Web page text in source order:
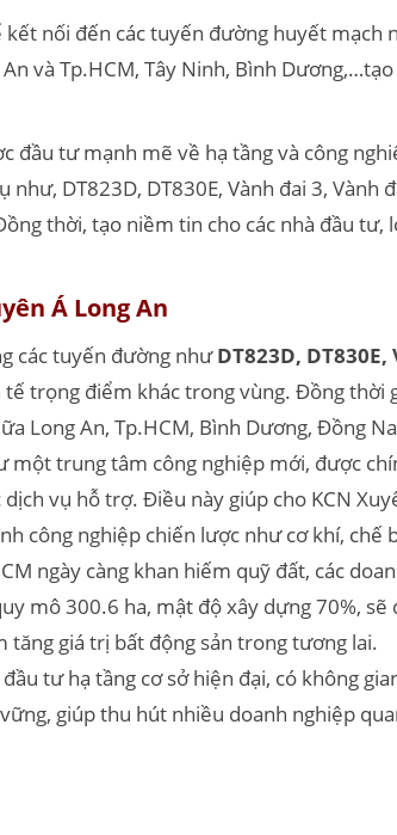
kết nối đến các tuyến đường huyết mạch
và Tp.HCM, Tây Ninh, Bình
đầu tư mạnh mẽ về hạ tầng và công
như, DT823D, DT830E, Vành đai 3,
thời, tạo niềm tin cho các nhà đầu
Á Long An
các tuyến đường nhưDT823D,
trọng điểm khác trong vùng. Đồng thời
Long An, Tp.HCM, Bình Dương, Đồng
một trung tâm công nghiệp mới, được
vụ hỗ trợ. Điều này giúp cho KCN
công nghiệp chiến lược như cơ khí, chế
ngày càng khan hiếm quỹ đất, các
mô 300.6 ha, mật độ xây dựng 70%,
tăng giá trị bất động sản trong tương lai.
tư hạ tầng cơ sở hiện đại, có không
giúp thu hút nhiều doanh nghiệp